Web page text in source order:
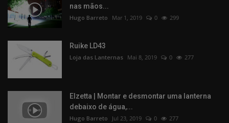
nas mãos...
Hugo Barreto Mar 1, 2019 0 299
Ruike LD43
Loja das Lanternas Mai 8, 2019 0 277
Elzetta | Montar e desmontar uma lanterna
debaixo de água,...
Hugo Barreto Jul 23, 2019 0 277